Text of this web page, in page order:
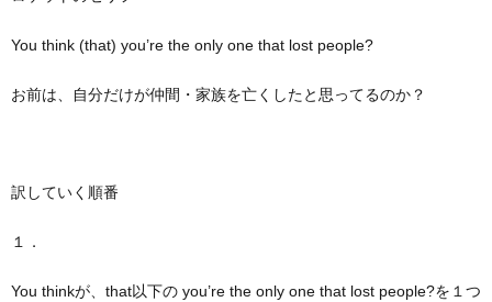
You think (that) you’re the only one that lost people?
お前は、自分だけが仲間・家族を亡くしたと思ってるのか？
訳していく順番
１．
You thinkが、that以下の you’re the only one that lost people?を１つ